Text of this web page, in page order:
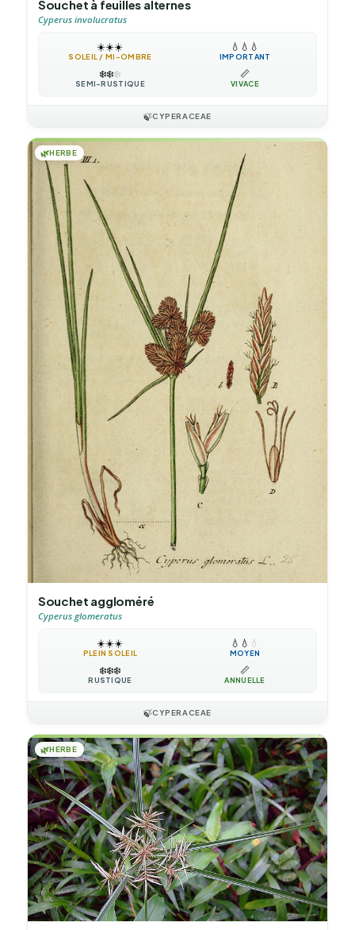
Souchet à feuilles alternes
Cyperus involucratus
☀️☀️☀️
SOLEIL / MI-OMBRE
💧 💧 💧
IMPORTANT
❄️❄️❄️
SEMI-RUSTIQUE
📏
VIVACE
🍃CYPERACEAE
🌿HERBE
Souchet aggloméré
Cyperus glomeratus
☀️☀️☀️
PLEIN SOLEIL
💧 💧 💧
MOYEN
❄️❄️❄️
RUSTIQUE
📏
ANNUELLE
🍃CYPERACEAE
🌿HERBE